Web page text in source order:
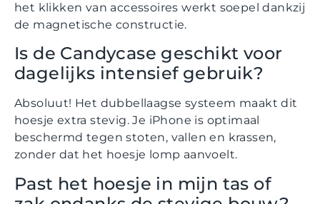
het klikken van accessoires werkt soepel dankzij
de magnetische constructie.
Is de Candycase geschikt voor
dagelijks intensief gebruik?
Absoluut! Het dubbellaagse systeem maakt dit
hoesje extra stevig. Je iPhone is optimaal
beschermd tegen stoten, vallen en krassen,
zonder dat het hoesje lomp aanvoelt.
Past het hoesje in mijn tas of